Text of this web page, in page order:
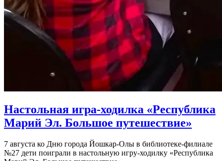
Настольная игра-ходилка «Республика
Марий Эл. Большое путешествие»
7 августа ко Дню города Йошкар-Олы в библиотеке-филиале
№27 дети поиграли в настольную игру-ходилку «Республика